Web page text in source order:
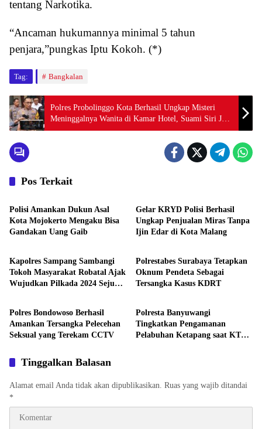
tentang Narkotika.
“Ancaman hukumannya minimal 5 tahun
penjara,”pungkas Iptu Kokoh. (*)
Tag: Bangkalan
Polres Probolinggo Kota Berhasil Ungkap Misteri
Meninggalnya Wanita di Kamar Hotel, Suami Siri Jadi
Tersangka
Pos Terkait
Lintas Polres
Polisi Amankan Dukun Asal
Kota Mojokerto Mengaku Bisa
Gandakan Uang Gaib
Gelar KRYD Polisi Berhasil
Ungkap Penjualan Miras Tanpa
Ijin Edar di Kota Malang
Lintas Polres
Kapolres Sampang Sambangi
Tokoh Masyarakat Robatal Ajak
Wujudkan Pilkada 2024 Sejuk
Lintas Polres
Polrestabes Surabaya Tetapkan
Oknum Pendeta Sebagai
Tersangka Kasus KDRT
Lintas Polres
Polres Bondowoso Berhasil
Amankan Tersangka Pelecehan
Seksual yang Terekam CCTV
Lintas Polres
Polresta Banyuwangi
Tingkatkan Pengamanan
Pelabuhan Ketapang saat KTT
Tinggalkan Balasan
Alamat email Anda tidak akan dipublikasikan. Ruas yang wajib ditandai
*